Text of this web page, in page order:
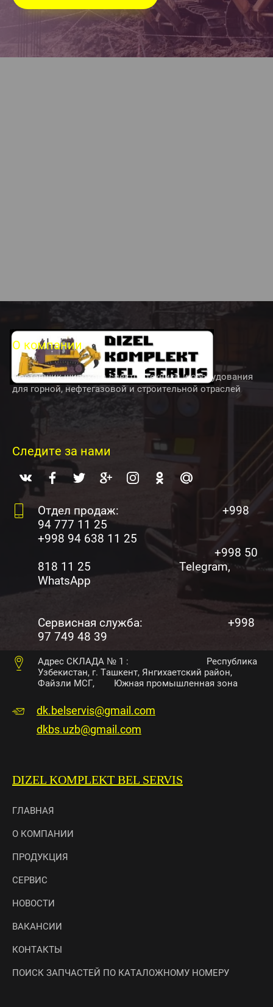
Следите за нами
О компании
Поставщик широкого спектра техники и оборудования
для горной, нефтегазовой и строительной отраслей
DIZEL KOMPLEKT BEL SERVIS
ГЛАВНАЯ
О КОМПАНИИ
ПРОДУКЦИЯ
СЕРВИС
НОВОСТИ
ВАКАНСИИ
КОНТАКТЫ
ПОИСК ЗАПЧАСТЕЙ ПО КАТАЛОЖНОМУ НОМЕРУ
dk.belservis@gmail.com
dkbs.uzb@gmail.com
Адрес СКЛАДА № 1 : Республика
Узбекистан, г. Ташкент, Янгихаетский район,
Файзли МСГ, Южная промышленная зона
Отдел продаж: +998
94 777 11 25
+998 94 638 11 25
+998 50
818 11 25 Telegram,
WhatsApp
Сервисная служба: +998
97 749 48 39